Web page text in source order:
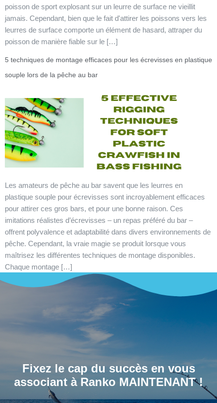
poisson de sport explosant sur un leurre de surface ne vieillit
jamais. Cependant, bien que le fait d'attirer les poissons vers les
leurres de surface comporte un élément de hasard, attraper du
poisson de manière fiable sur le […]
5 techniques de montage efficaces pour les écrevisses en plastique
souple lors de la pêche au bar
Les amateurs de pêche au bar savent que les leurres en
plastique souple pour écrevisses sont incroyablement efficaces
pour attirer ces gros bars, et pour une bonne raison. Ces
imitations réalistes d’écrevisses – un repas préféré du bar –
offrent polyvalence et adaptabilité dans divers environnements de
pêche. Cependant, la vraie magie se produit lorsque vous
maîtrisez les différentes techniques de montage disponibles.
Chaque montage […]
Fixez le cap du succès en vous
associant à Ranko MAINTENANT !